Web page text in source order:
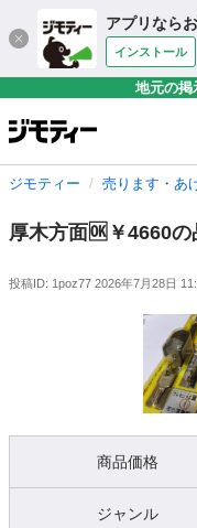
アプリなら
インストール
地元の掲
ジモティー 売ります・あ
厚木方面🆗￥4660
投稿ID: 1poz77 2026年7月28日
商品価格
ジャンル